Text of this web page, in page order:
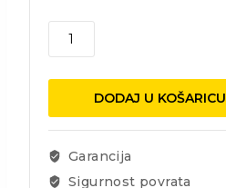
Sola
DODAJ U KOŠARICU
Garancija
Sigurnost povrata